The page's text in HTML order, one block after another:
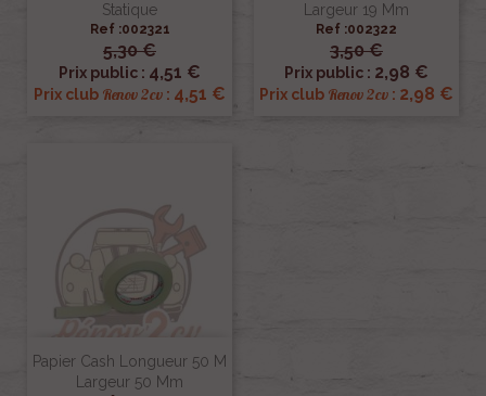
Statique
Ref :002321
5,30 €
Prix public : 4,51 €
Prix club Renov 2cv : 4,51 €
Largeur 19 Mm
Ref :002322
3,50 €
Prix public : 2,98 €
Prix club Renov 2cv : 2,98 €
Papier Cash Longueur 50 M
Largeur 50 Mm